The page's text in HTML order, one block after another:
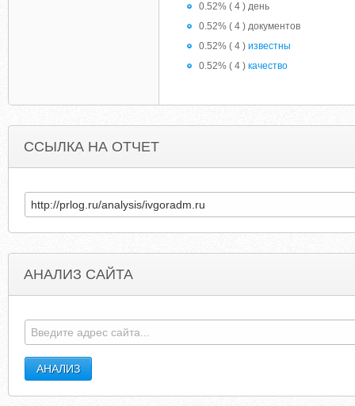
0.52% ( 4 ) день
0.52% ( 4 ) документов
0.52% ( 4 ) известны
0.52% ( 4 ) качество
ССЫЛКА НА ОТЧЕТ
АНАЛИЗ САЙТА